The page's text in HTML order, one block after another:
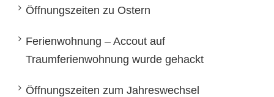
Öffnungszeiten zu Ostern
Ferienwohnung – Accout auf
Traumferienwohnung wurde gehackt
Öffnungszeiten zum Jahreswechsel